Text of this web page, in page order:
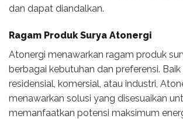
dan dapat diandalkan.
Ragam Produk Surya Atonergi
Atonergi menawarkan ragam produk
berbagai kebutuhan dan preferensi.
residensial, komersial, atau industri,
menawarkan solusi yang disesuaikan
memanfaatkan potensi maksimum